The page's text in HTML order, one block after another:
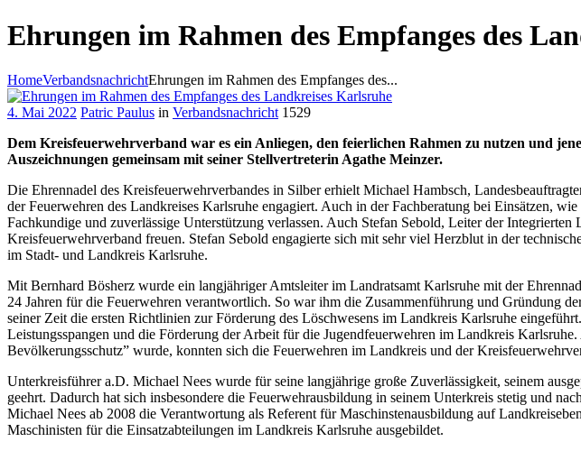
Ehrungen im Rahmen des Empfanges des
HomeVerbandsnachrichtEhrungen im Rahmen des Empfanges des...
4. Mai 2022 Patric Paulus in Verbandsnachricht 1529
Dem Kreisfeuerwehrverband war es ein Anliegen, den feierlichen Rahmen zu nutzen und
Auszeichnungen gemeinsam mit seiner Stellvertreterin Agathe Meinzer.
Die Ehrennadel des Kreisfeuerwehrverbandes in Silber erhielt Michael Hambsch,
der Feuerwehren des Landkreises Karlsruhe engagiert. Auch in der Fachberatung bei Einsätzen,
Fachkundige und zuverlässige Unterstützung verlassen. Auch Stefan Sebold, Leiter der
Kreisfeuerwehrverband freuen. Stefan Sebold engagierte sich mit sehr viel Herzblut in der
im Stadt- und Landkreis Karlsruhe.
Mit Bernhard Bösherz wurde ein langjähriger Amtsleiter im Landratsamt Karlsruhe mit der
24 Jahren für die Feuerwehren verantwortlich. So war ihm die Zusammenführung und Gründung
seiner Zeit die ersten Richtlinien zur Förderung des Löschwesens im Landkreis Karlsruhe
Leistungsspangen und die Förderung der Arbeit für die Jugendfeuerwehren im Landkreis
Bevölkerungsschutz” wurde, konnten sich die Feuerwehren im Landkreis und der
Unterkreisführer a.D. Michael Nees wurde für seine langjährige große Zuverlässigkeit, seinem
geehrt. Dadurch hat sich insbesondere die Feuerwehrausbildung in seinem Unterkreis stetig und
Michael Nees ab 2008 die Verantwortung als Referent für Maschinstenausbildung auf
Maschinisten für die Einsatzabteilungen im Landkreis Karlsruhe ausgebildet.